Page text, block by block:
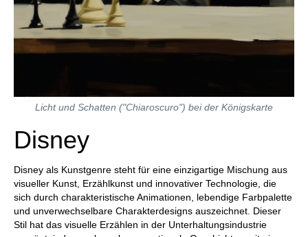
Licht und Schatten ("Chiaroscuro") bei der Königskarte
Disney
Disney als Kunstgenre steht für eine einzigartige Mischung aus
visueller Kunst, Erzählkunst und innovativer Technologie, die
sich durch charakteristische Animationen, lebendige Farbpalette
und unverwechselbare Charakterdesigns auszeichnet. Dieser
Stil hat das visuelle Erzählen in der Unterhaltungsindustrie